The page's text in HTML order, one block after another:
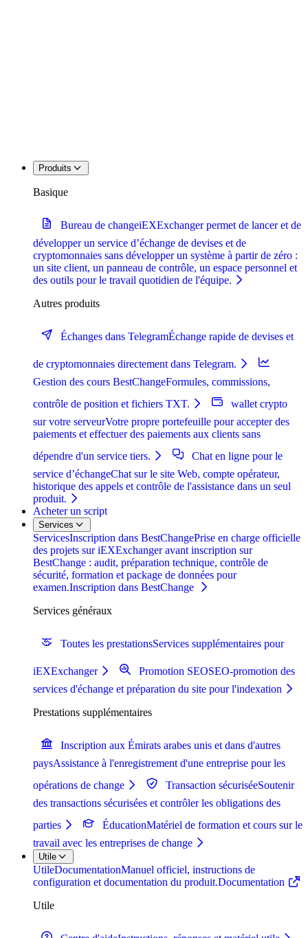
Produits
Basique
Bureau de changeiEXExchanger permet de lancer et de
développer un service d’échange de devises et de
cryptomonnaies sans développer un système à partir de zéro :
un site client, un panneau de contrôle, un espace personnel et
des outils pour le travail quotidien de l'équipe.
Autres produits
Échanges dans TelegramÉchange rapide de devises et
de cryptomonnaies directement dans Telegram.
Gestion des cours BestChangeFormules, commissions,
contrôle de position et fichiers TXT.
wallet crypto
sur votre serveurVotre propre portefeuille pour accepter des
paiements et effectuer des paiements aux clients sans
dépendre d'un service tiers.
Chat en ligne pour le
service d’échangeChat sur le site Web, compte opérateur,
historique des appels et contrôle de l'assistance dans un seul
produit.
Acheter un script
Services
ServicesInscription dans BestChangePrise en charge officielle
des projets sur iEXExchanger avant inscription sur
BestChange : audit, préparation technique, contrôle de
sécurité, formation et package de données pour
examen.Inscription dans BestChange
Services généraux
Toutes les prestationsServices supplémentaires pour
iEXExchanger Promotion SEOSEO-promotion des
services d'échange et préparation du site pour l'indexation
Prestations supplémentaires
Inscription aux Émirats arabes unis et dans d'autres
paysAssistance à l'enregistrement d'une entreprise pour les
opérations de change
Transaction sécuriséeSoutenir
des transactions sécurisées et contrôler les obligations des
parties
ÉducationMatériel de formation et cours sur le
travail avec les entreprises de change
Utile
UtileDocumentationManuel officiel, instructions de
configuration et documentation du produit.Documentation
Utile